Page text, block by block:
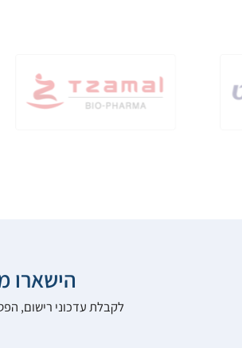
הישארו
לקבלת עדכוני רישום,